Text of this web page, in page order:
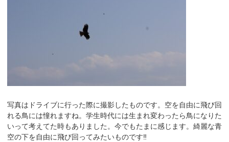
写真はドライブに行った際に撮影したものです。空を自由に飛び回
れる鳥には憧れますね。学生時代には生まれ変わったら鳥になりた
いって考えてた時もありました。今でもたまに感じます。綺麗な青
空の下を自由に飛び回ってみたいものです‼